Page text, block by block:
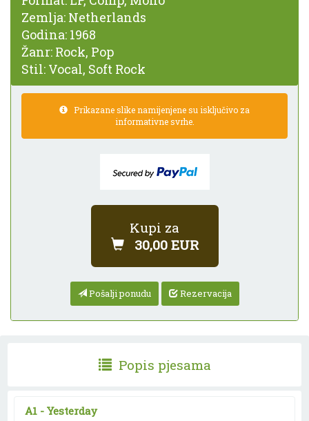
Zemlja: Netherlands
Godina: 1968
Žanr: Rock, Pop
Stil: Vocal, Soft Rock
Prikazane slike namijenjene su isključivo za
informativne svrhe.
Kupi za
30,00 EUR
Pošalji ponudu Rezervacija
Popis pjesama
A1 - Yesterday